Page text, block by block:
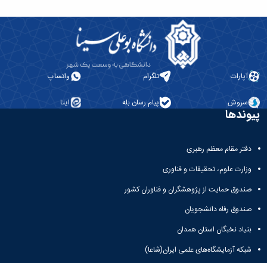
آپارات تلگرام واتساپ
سروش پیام رسان بله ایتا
پیوندها
دفتر مقام معظم رهبری
وزارت علوم، تحقیقات و فناوری
صندوق حمایت از پژوهشگران و فناوران کشور
صندوق رفاه دانشجویان
بنیاد نخبگان استان همدان
شبکه آزمایشگاه‌های علمی ایران(شاعا)